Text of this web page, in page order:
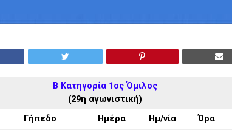
Β Κατηγορία 1ος Όμιλος
(29η αγωνιστική)
Γήπεδο Ημέρα Ημ/νία Ώρα